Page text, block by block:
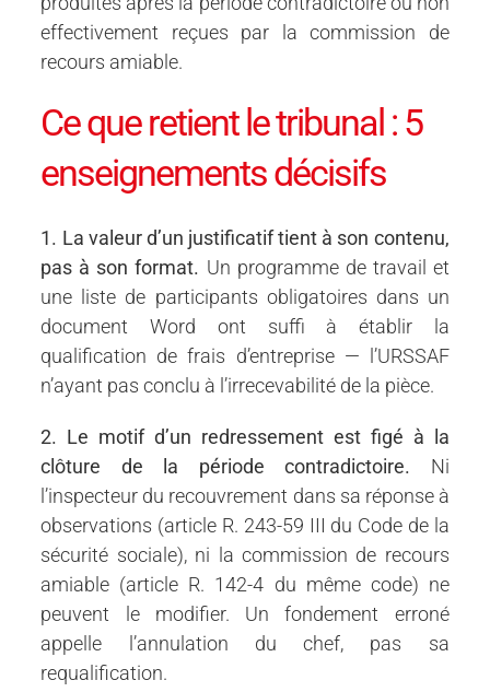
effectivement reçues par la commission de
recours amiable.
Ce que retient le tribunal : 5
enseignements décisifs
1. La valeur d’un justificatif tient à son contenu,
pas à son format. Un programme de travail et
une liste de participants obligatoires dans un
document Word ont suffi à établir la
qualification de frais d’entreprise — l’URSSAF
n’ayant pas conclu à l’irrecevabilité de la pièce.
2. Le motif d’un redressement est figé à la
clôture de la période contradictoire. Ni
l’inspecteur du recouvrement dans sa réponse à
observations (article R. 243-59 III du Code de la
sécurité sociale), ni la commission de recours
amiable (article R. 142-4 du même code) ne
peuvent le modifier. Un fondement erroné
appelle l’annulation du chef, pas sa
requalification.